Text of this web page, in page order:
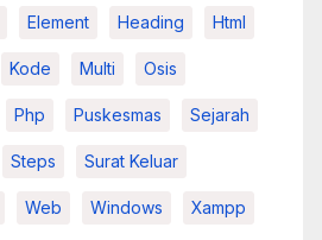
Element Heading Html
Kode Multi Osis
Php Puskesmas Sejarah
Steps Surat Keluar
Web Windows Xampp